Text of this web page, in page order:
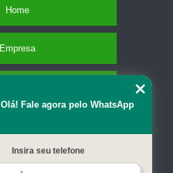
Home
Empresa
Contato
Olá! Fale agora pelo WhatsApp
Insira seu telefone